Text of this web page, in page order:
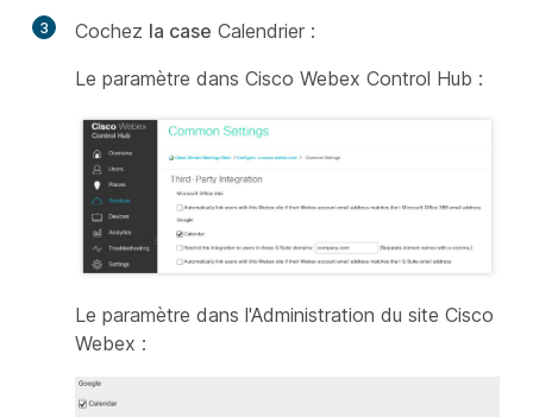
3 Cochez la case Calendrier :
Le paramètre dans Cisco Webex Control Hub :
Le paramètre dans l'Administration du site Cisco
Webex :